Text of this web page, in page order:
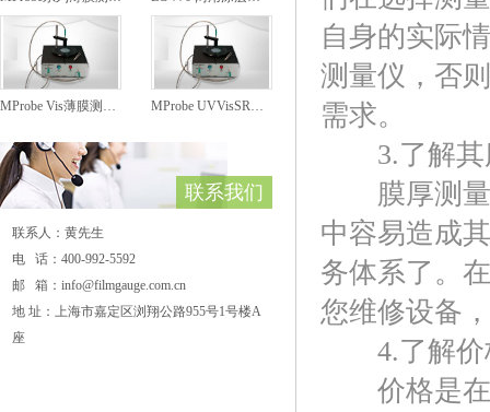
MProbe Vis薄膜测厚仪 MProbe UVVisSR薄膜测厚仪
联系我们
联系人：黄先生
电 话：400-992-5592
邮 箱：info@filmgauge.com.cn
地 址：上海市嘉定区浏翔公路955号1号楼A
座
自身的实际
测量仪，否
需求。
3.了解其
膜厚测量
中容易造成
务体系了。
您维修设备
4.了解价
价格是在